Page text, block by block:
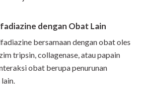
dengan Obat Lain
bersamaan dengan obat oles
tripsin, collagenase, atau papain
obat berupa penurunan